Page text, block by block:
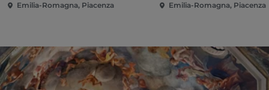
Emilia-Romagna, Piacenza Emilia-Romagna, Piacenza